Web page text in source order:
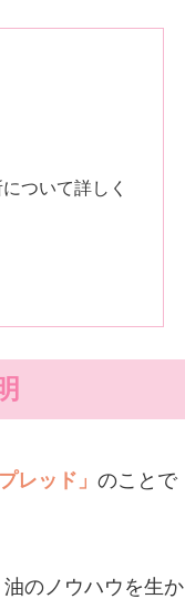
ついて詳しく
レッド」 のことで
のノウハウを生か